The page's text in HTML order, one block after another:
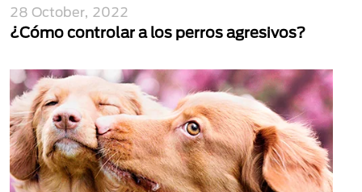
28 October, 2022
¿Cómo controlar a los perros agresivos?